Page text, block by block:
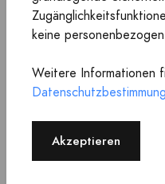
Luftfederungs-
Ventilblock
68349607AA,
68239571AB
161,00 €INKL.
189,00 €
MWST.
Inklusive Versandkosten
keine
Weitere Informationen
Akzeptieren